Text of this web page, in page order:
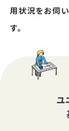
用状況をお伺
す。
ユ